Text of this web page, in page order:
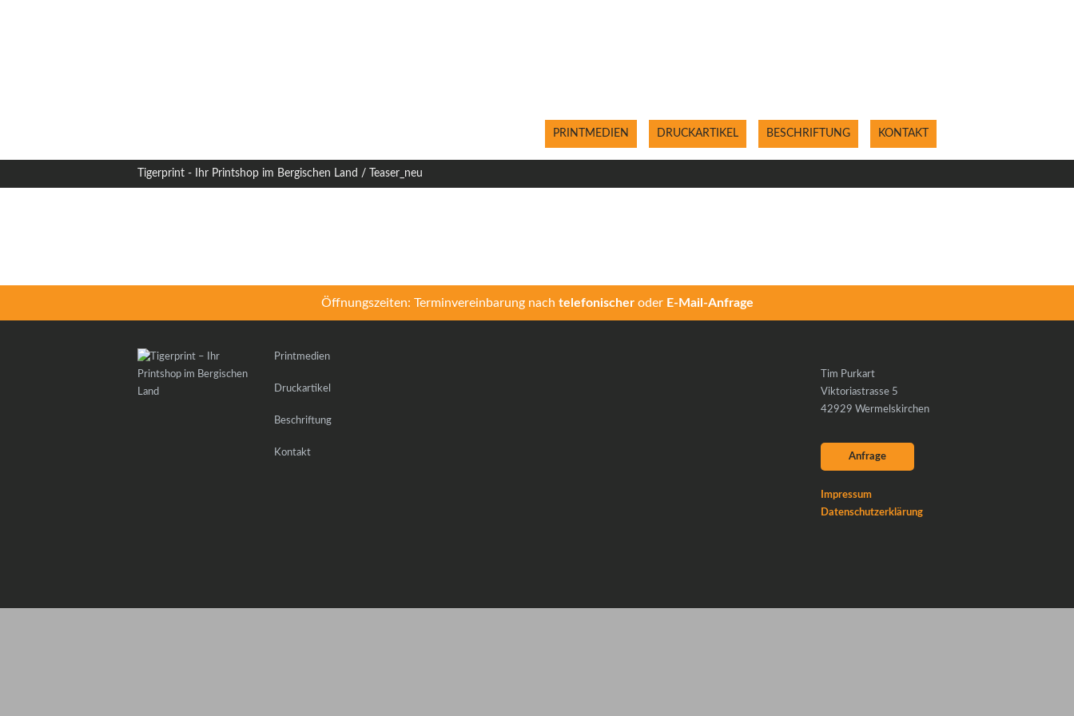
PRINTMEDIEN DRUCKARTIKEL BESCHRIFTUNG KONTAKT
Tigerprint - Ihr Printshop im Bergischen Land / Teaser_neu
Öffnungszeiten: Terminvereinbarung nach telefonischeroder E-Mail-Anfrage
Printmedien
Druckartikel
Beschriftung
Kontakt
Tim Purkart
Viktoriastrasse 5
42929 Wermelskirchen
Anfrage
Impressum
Datenschutzerklärung